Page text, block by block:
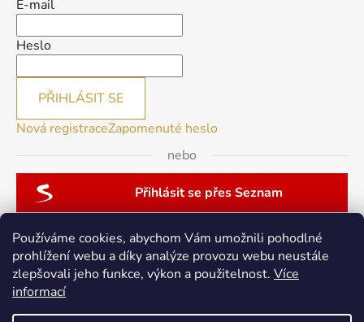
Používáme cookies, abychom Vám umožnili pohodlné
prohlížení webu a díky analýze provozu webu neustále
zlepšovali jeho funkce, výkon a použitelnost. Více
informací
E-mail
Heslo
PŘIHLÁSIT SE
Nová registraceZapomenuté heslo
nebo
Přihlásit se přes Seznam
patchwork-aja.cz